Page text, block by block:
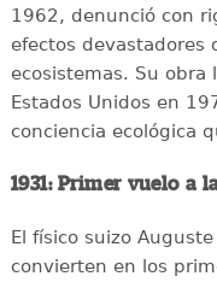
1962, denunció con
efectos devastadores
ecosistemas. Su obra
Estados Unidos en
conciencia ecológica
1931: Primer vuelo a
El físico suizo
convierten en los